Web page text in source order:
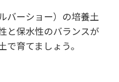
バーショー）の培養土
と保水性のバランスが
育てましょう。